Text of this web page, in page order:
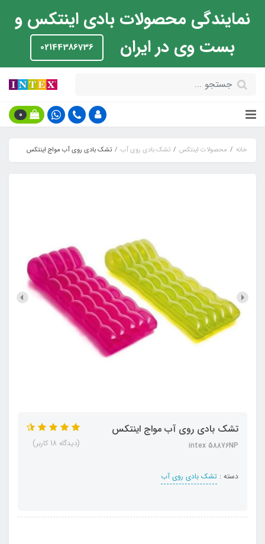
نمایندگی محصولات بادی اینتکس و
بست وی در ایران
02144386736
0
خانه محصولات اینتکس تشک بادی روی آب تشک بادی روی آب مواج اینتکس
تشک بادی روی آب مواج اینتکس
intex 58876NP
دسته : تشک بادی روی آب
(دیدگاه 18 کاربر)